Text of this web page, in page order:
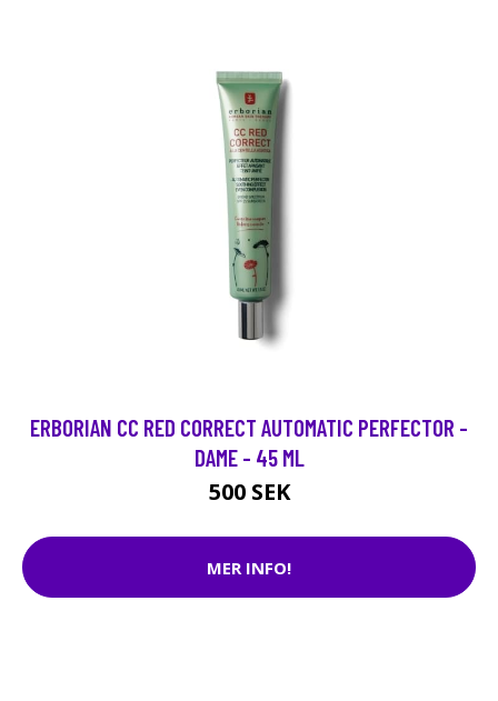
ERBORIAN CC RED CORRECT AUTOMATIC PERFECTOR -
DAME - 45 ML
500 SEK
MER INFO!